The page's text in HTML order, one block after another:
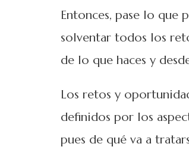
Entonces, pase lo que
solventar todos los
de lo que haces y
Los retos y
definidos por los
pues de qué va a